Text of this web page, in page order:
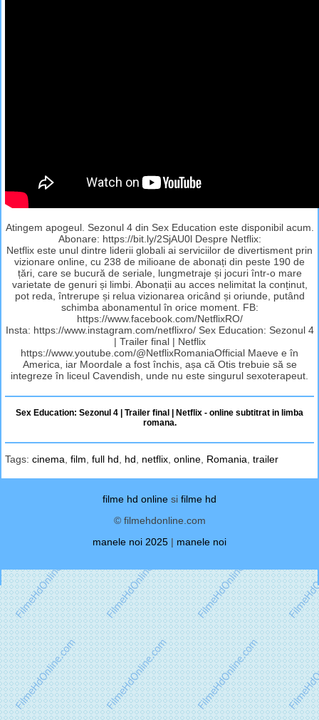
Atingem apogeul. Sezonul 4 din Sex Education este disponibil acum.
Abonare: https://bit.ly/2SjAU0l Despre Netflix:
Netflix este unul dintre liderii globali ai serviciilor de divertisment prin
vizionare online, cu 238 de milioane de abonați din peste 190 de
țări, care se bucură de seriale, lungmetraje și jocuri într-o mare
varietate de genuri și limbi. Abonații au acces nelimitat la conținut,
pot reda, întrerupe și relua vizionarea oricând și oriunde, putând
schimba abonamentul în orice moment. FB:
https://www.facebook.com/NetflixRO/
Insta: https://www.instagram.com/netflixro/ Sex Education: Sezonul 4
| Trailer final | Netflix
https://www.youtube.com/@NetflixRomaniaOfficial Maeve e în
America, iar Moordale a fost închis, așa că Otis trebuie să se
integreze în liceul Cavendish, unde nu este singurul sexoterapeut.
Sex Education: Sezonul 4 | Trailer final | Netflix - online subtitrat in limba
romana.
Tags: cinema film full hd hd netflix online Romania trailer
filme hd online si filme hd
© filmehdonline.com
manele noi 2025 | manele noi